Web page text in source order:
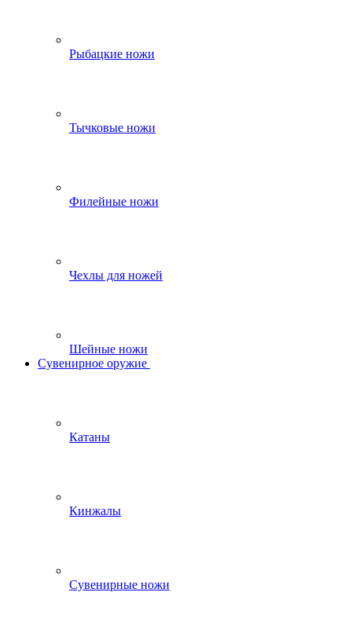
Рыбацкие ножи
Тычковые ножи
Филейные ножи
Чехлы для ножей
Шейные ножи
Сувенирное оружие
Катаны
Кинжалы
Сувенирные ножи